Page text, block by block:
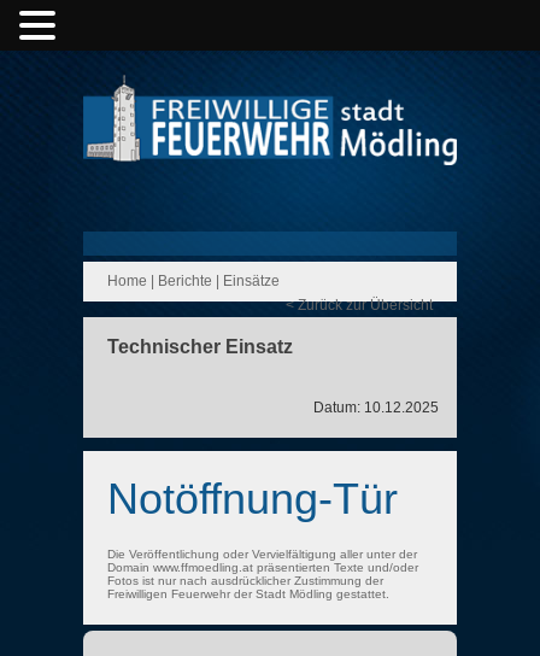
Home Berichte
Einsätze
< Zurück zur Übersicht
Technischer Einsatz
Datum: 10.12.2025
Notöffnung-Tür
Die Veröffentlichung oder Vervielfältigung aller unter der
Domain www.ffmoedling.at präsentierten Texte und/oder
Fotos ist nur nach ausdrücklicher Zustimmung der
Freiwilligen Feuerwehr der Stadt Mödling gestattet.